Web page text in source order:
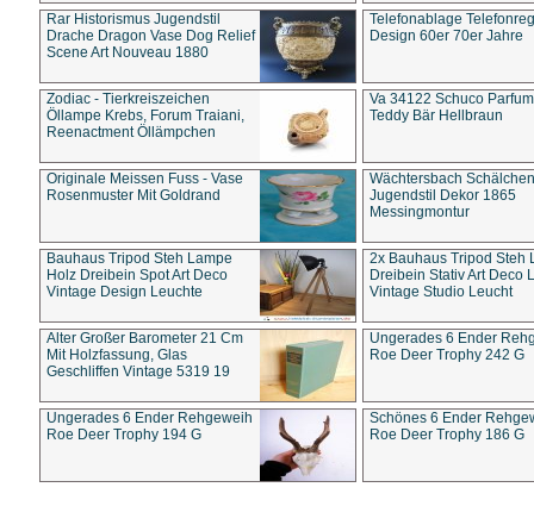
Rar Historismus Jugendstil
Drache Dragon Vase Dog Relief
Scene Art Nouveau 1880
Telefonablage
Design 60er 70er Jahre
Zodiac - Tierkreiszeichen
Öllampe Krebs, Forum Traiani,
Reenactment Öllämpchen
Va 34122 Schuco
Teddy Bär Hellbraun
Originale Meissen Fuss - Vase
Rosenmuster Mit Goldrand
Wächtersbach Schälchen
Jugendstil Dekor 1865
Messingmontur
Bauhaus Tripod Steh Lampe
Holz Dreibein Spot Art Deco
Vintage Design Leuchte
2x Bauhaus Tripod Steh
Dreibein Stativ Art Deco
Vintage Studio Leucht
Alter Großer Barometer 21 Cm
Mit Holzfassung, Glas
Geschliffen Vintage 5319 19
Ungerades 6 Ender
Roe Deer Trophy 242 G
Ungerades 6 Ender Rehgeweih
Roe Deer Trophy 194 G
Schönes 6 Ender
Roe Deer Trophy 186 G